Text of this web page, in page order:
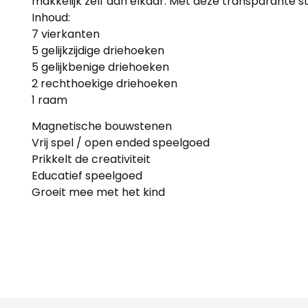
Inhoud:
7 vierkanten
5 gelijkzijdige driehoeken
5 gelijkbenige driehoeken
2 rechthoekige driehoeken
1 raam
Magnetische bouwstenen
Vrij spel / open ended speelgoed
Prikkelt de creativiteit
Educatief speelgoed
Groeit mee met het kind